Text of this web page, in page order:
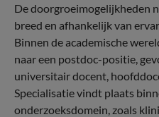
De doorgroeimogelijkheden
breed en afhankelijk van
Binnen de academische
naar een postdoc-positie,
universitair docent,
Specialisatie vindt plaats
onderzoeksdomein, zoals